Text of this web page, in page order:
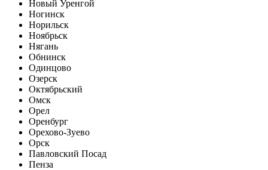
Новый Уренгой
Ногинск
Норильск
Ноябрьск
Нягань
Обнинск
Одинцово
Озерск
Октябрьский
Омск
Орел
Оренбург
Орехово-Зуево
Орск
Павловский Посад
Пенза